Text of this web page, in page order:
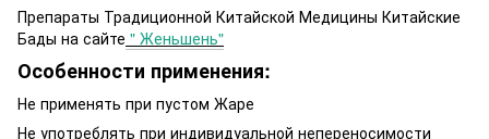
Препараты Традиционной Китайской Медицины Китайские
Бады на сайте " Женьшень"
Особенности применения:
Не применять при пустом Жаре
Не употреблять при индивидуальной непереносимости